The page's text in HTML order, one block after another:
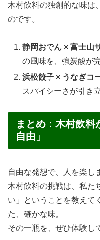
木村飲料の独創的な味は
のです。
静岡おでん × 富士山
の風味を、強炭酸が
浜松餃子 × うなぎコ
スパイシーさが引き
まとめ：木村飲料
自由」
自由な発想で、人を楽し
木村飲料の挑戦は、私た
い」ということを教えて
た、確かな味。
その一瓶を、ぜひ体験し